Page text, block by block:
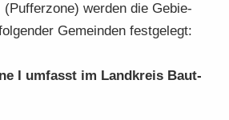
(Puf­fer­zo­ne) wer­den die Ge­bie­
Ge­mein­den fest­ge­legt:
I um­fasst im Land­kreis Baut­